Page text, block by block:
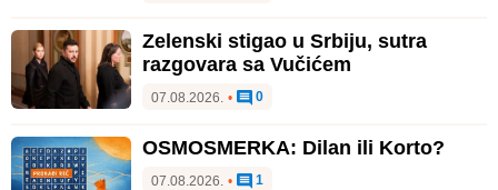
Zelenski stigao u Srbiju, sutra
razgovara sa Vučićem
07.08.2026. • 0
OSMOSMERKA: Dilan ili Korto?
07.08.2026. • 1